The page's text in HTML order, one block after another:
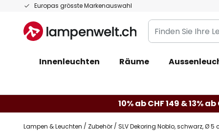
Europas grösste Markenauswahl
Zum
springen
Finden
Sie
Leuchte...
Innenleuchten Räume
10% ab CHF 149 & 13%
Lampen & Leuchten Zubehör SLV Dekoring Noblo, schwarz, Ø 5